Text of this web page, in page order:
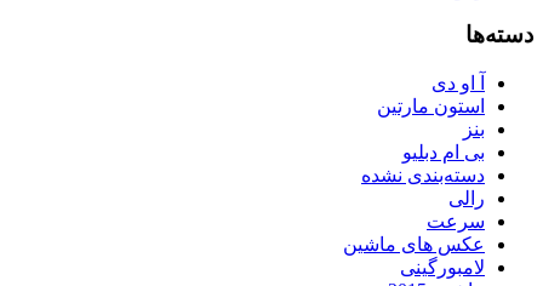
دسته‌ها
آ او دی
استون مارتین
بنز
بی ام دبلیو
دسته‌بندی نشده
رالی
سرعت
عکس های ماشین
لامبورگینی